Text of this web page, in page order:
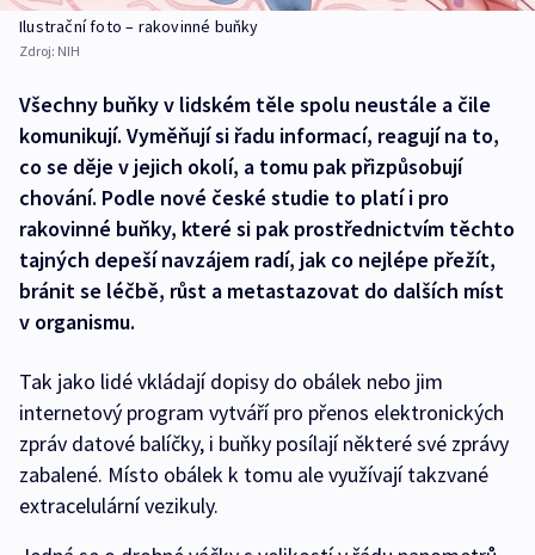
Ilustrační foto – rakovinné buňky
Zdroj: NIH
Všechny buňky v lidském těle spolu neustále a čile
komunikují. Vyměňují si řadu informací, reagují na to,
co se děje v jejich okolí, a tomu pak přizpůsobují
chování. Podle nové české studie to platí i pro
rakovinné buňky, které si pak prostřednictvím těchto
tajných depeší navzájem radí, jak co nejlépe přežít,
bránit se léčbě, růst a metastazovat do dalších míst
v organismu.
Tak jako lidé vkládají dopisy do obálek nebo jim
internetový program vytváří pro přenos elektronických
zpráv datové balíčky, i buňky posílají některé své zprávy
zabalené. Místo obálek k tomu ale využívají takzvané
extracelulární vezikuly.